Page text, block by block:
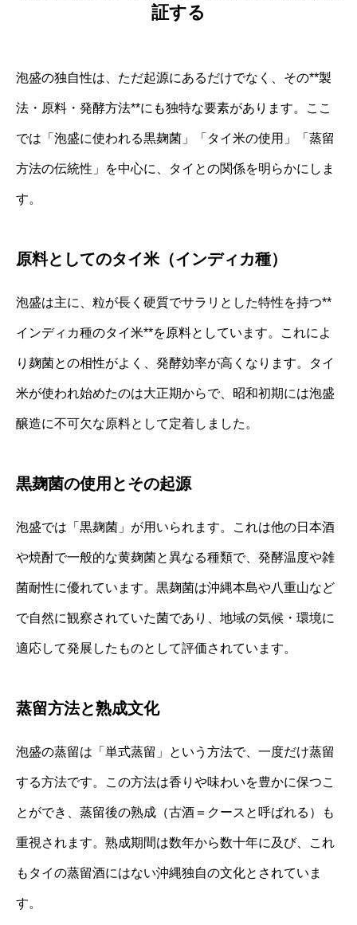
証する
泡盛の独自性は、ただ起源にあるだけでなく、その**製
法・原料・発酵方法**にも独特な要素があります。ここ
では「泡盛に使われる黒麹菌」「タイ米の使用」「蒸留
方法の伝統性」を中心に、タイとの関係を明らかにしま
す。
原料としてのタイ米（インディカ種）
泡盛は主に、粒が長く硬質でサラリとした特性を持つ**
インディカ種のタイ米**を原料としています。これによ
り麹菌との相性がよく、発酵効率が高くなります。タイ
米が使われ始めたのは大正期からで、昭和初期には泡盛
醸造に不可欠な原料として定着しました。
黒麹菌の使用とその起源
泡盛では「黒麹菌」が用いられます。これは他の日本酒
や焼酎で一般的な黄麹菌と異なる種類で、発酵温度や雑
菌耐性に優れています。黒麹菌は沖縄本島や八重山など
で自然に観察されていた菌であり、地域の気候・環境に
適応して発展したものとして評価されています。
蒸留方法と熟成文化
泡盛の蒸留は「単式蒸留」という方法で、一度だけ蒸留
する方法です。この方法は香りや味わいを豊かに保つこ
とができ、蒸留後の熟成（古酒＝クースと呼ばれる）も
重視されます。熟成期間は数年から数十年に及び、これ
もタイの蒸留酒にはない沖縄独自の文化とされていま
す。